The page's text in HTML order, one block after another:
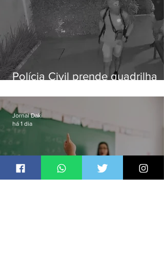
Polícia Civil prende quadrilha
residências de luxo no Rio
Jornal Daki
há 1 dia